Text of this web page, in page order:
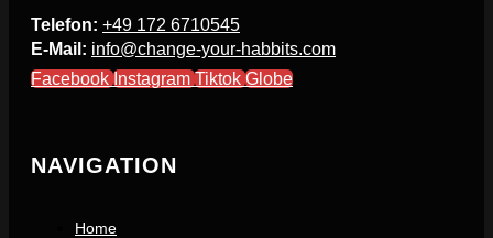
Telefon: +49 172 6710545
E-Mail: info@change-your-habbits.com
Facebook Instagram Tiktok Globe
NAVIGATION
Home